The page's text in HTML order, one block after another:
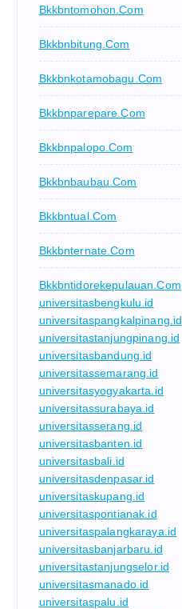
Bkkbntomohon.com
Bkkbnbitung.com
Bkkbnkotamobagu.com
Bkkbnparepare.com
Bkkbnpalopo.com
Bkkbnbaubau.com
Bkkbntual.com
Bkkbnternate.com
Bkkbntidorekepulauan.com
universitasbengkulu.id
universitaspangkalpinang.id
universitastanjungpinang.id
universitasbandung.id
universitassemarang.id
universitasyogyakarta.id
universitassurabaya.id
universitasserang.id
universitasbanten.id
universitasbali.id
universitasdenpasar.id
universitaskupang.id
universitaspontianak.id
universitaspalangkaraya.id
universitasbanjarbaru.id
universitastanjungselor.id
universitasmanado.id
universitaspalu.id